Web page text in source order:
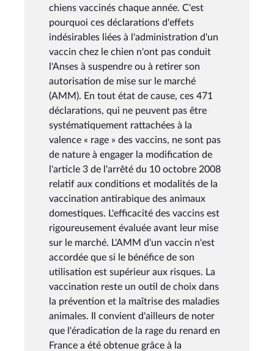
chiens vaccinés chaque année. C'est
pourquoi ces déclarations d'effets
indésirables liées à l'administration d'un
vaccin chez le chien n'ont pas conduit
l'Anses à suspendre ou à retirer son
autorisation de mise sur le marché
(AMM). En tout état de cause, ces 471
déclarations, qui ne peuvent pas être
systématiquement rattachées à la
valence « rage » des vaccins, ne sont pas
de nature à engager la modification de
l'article 3 de l'arrêté du 10 octobre 2008
relatif aux conditions et modalités de la
vaccination antirabique des animaux
domestiques. L'efficacité des vaccins est
rigoureusement évaluée avant leur mise
sur le marché. L'AMM d'un vaccin n'est
accordée que si le bénéfice de son
utilisation est supérieur aux risques. La
vaccination reste un outil de choix dans
la prévention et la maîtrise des maladies
animales. Il convient d'ailleurs de noter
que l'éradication de la rage du renard en
France a été obtenue grâce à la